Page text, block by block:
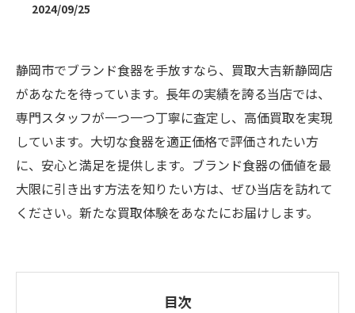
2024/09/25
静岡市でブランド食器を手放すなら、買取大吉新静岡店
があなたを待っています。長年の実績を誇る当店では、
専門スタッフが一つ一つ丁寧に査定し、高価買取を実現
しています。大切な食器を適正価格で評価されたい方
に、安心と満足を提供します。ブランド食器の価値を最
大限に引き出す方法を知りたい方は、ぜひ当店を訪れて
ください。新たな買取体験をあなたにお届けします。
目次